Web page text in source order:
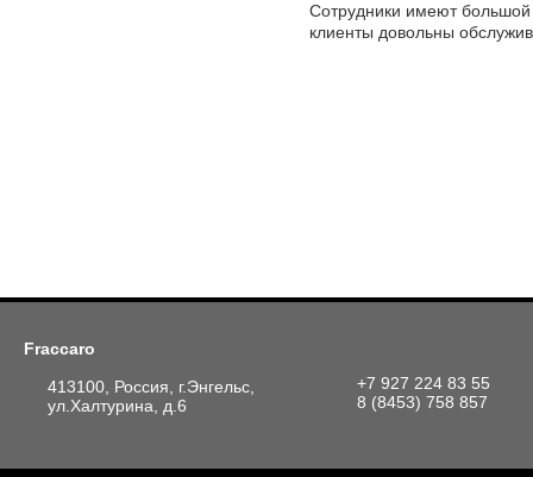
Сотрудники имеют
клиенты довольны
Fraccaro
413100, Россия, г.Энгельс,
ул.Халтурина, д.6
+7 927 224 83 55
8 (8453) 758 857